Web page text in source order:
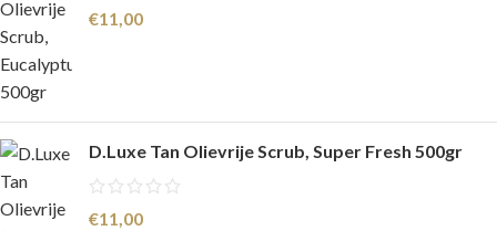
€11,00
D.Luxe Tan Olievrije Scrub, Super Fresh 500gr
€11,00